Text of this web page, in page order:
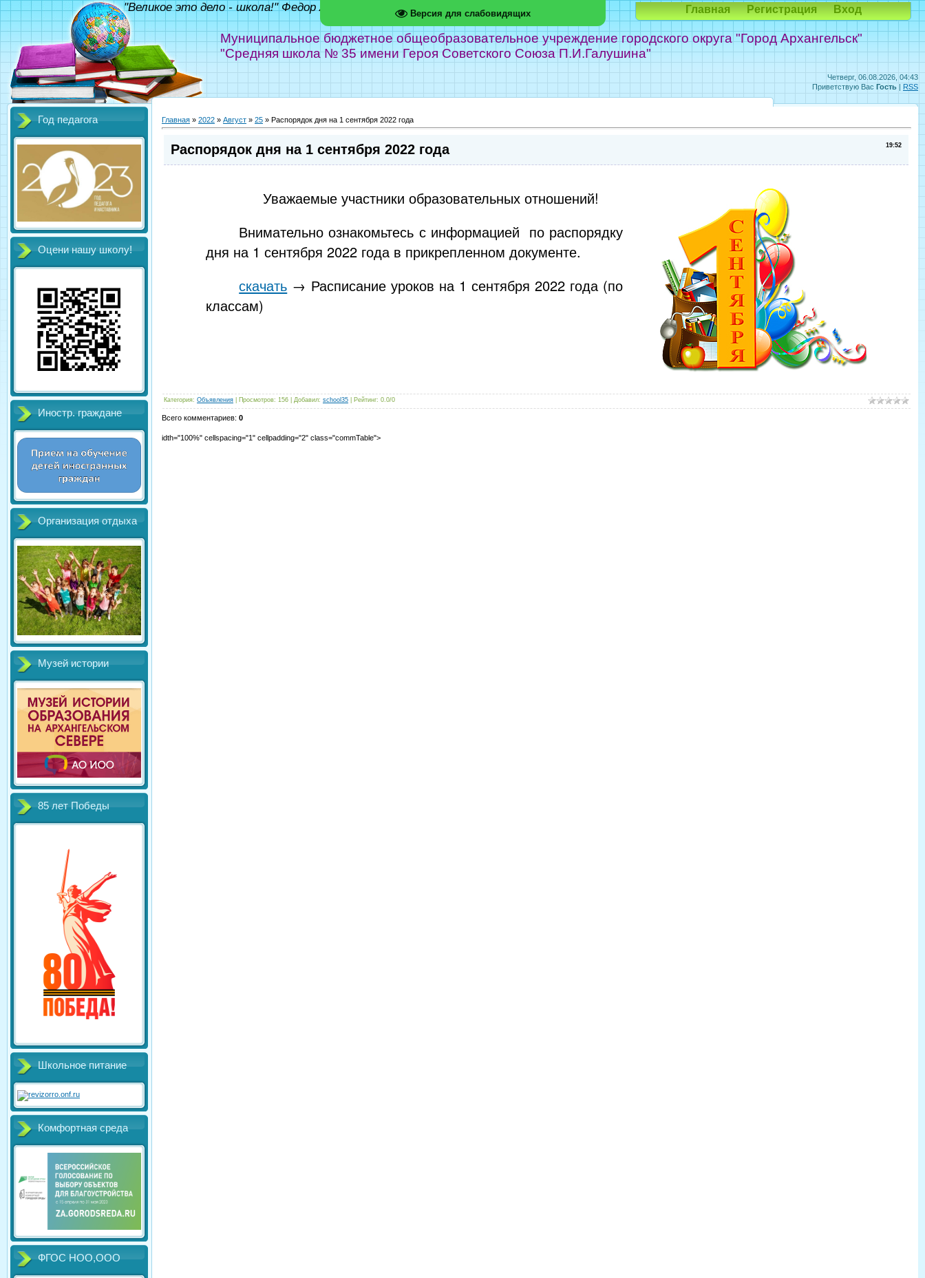
Версия для слабовидящих
Четверг, 06.08.2026, 04:43
Приветствую Вас Гость | RSS
Муниципальное бюджетное общеобразовательное учреждение городского округа "Город Архангельск"
"Средняя школа № 35 имени Героя Советского Союза П.И.Галушина"
"Великое это дело - школа!" Федор Абрамов Главная Регистрация Вход
Год педагога
Оцени нашу школу!
Иностр. граждане
Организация отдыха
Музей истории
85 лет Победы
Школьное питание
Комфортная среда
ФГОС НОО,ООО
Главная » 2022 » Август » 25 » Распорядок дня на 1 сентября 2022 года
19:52
Распорядок дня на 1 сентября 2022 года
Уважаемые участники образовательных отношений!
Внимательно ознакомьтесь с информацией по распорядку
дня на 1 сентября 2022 года в прикрепленном документе.
скачать → Расписание уроков на 1 сентября 2022 года (по
классам)
Категория: Объявления Просмотров: 156 Добавил: school35 Рейтинг: 0.0/0
Всего комментариев: 0
idth="100%" cellspacing="1" cellpadding="2" class="commTable">